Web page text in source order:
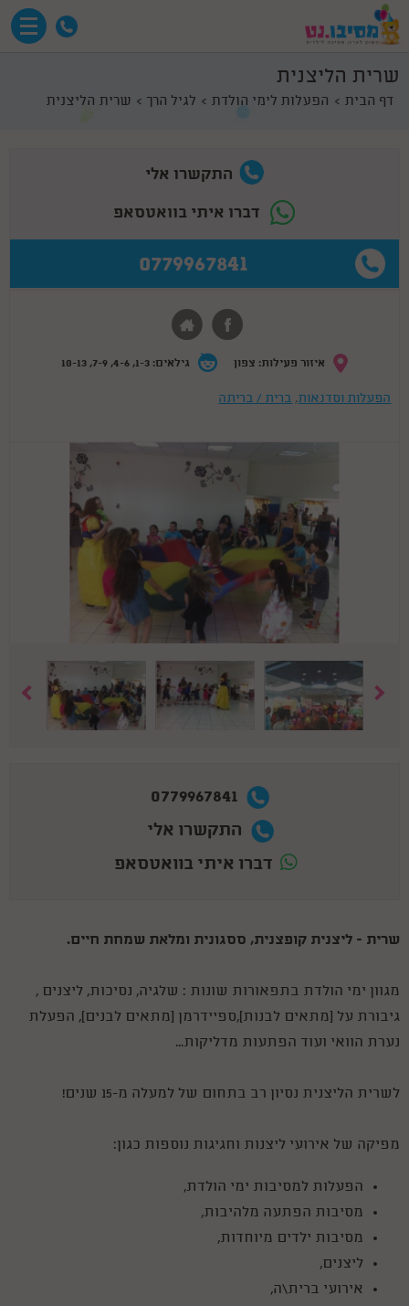
שרית הליצנית
דף הבית הפעלות לימי הולדת לגיל הרך שרית הליצנית
התקשרו אלי
דברו איתי בוואטסאפ
0779967841
איזור פעילות: צפון גילאים: 1-3, 4-6, 7-9, 10-13
הפעלות וסדנאות, ברית / בריתה
0779967841
התקשרו אלי
דברו איתי בוואטסאפ
שרית - ליצנית קופצנית, ססגונית ומלאת שמחת חיים.
מגוון ימי הולדת בתפאורות שונות : שלגיה, נסיכות, ליצנים ,
גיבורת על (מתאים לבנות),ספיידרמן (מתאים לבנים), הפעלת
נערת הוואי ועוד הפתעות מדליקות...
לשרית הליצנית נסיון רב בתחום של למעלה מ-15 שנים!
מפיקה של אירועי ליצנות וחגיגות נוספות כגון:
הפעלות למסיבות ימי הולדת,
מסיבות הפתעה מלהיבות,
מסיבות ילדים מיוחדות,
ליצנים,
אירועי ברית\ה,